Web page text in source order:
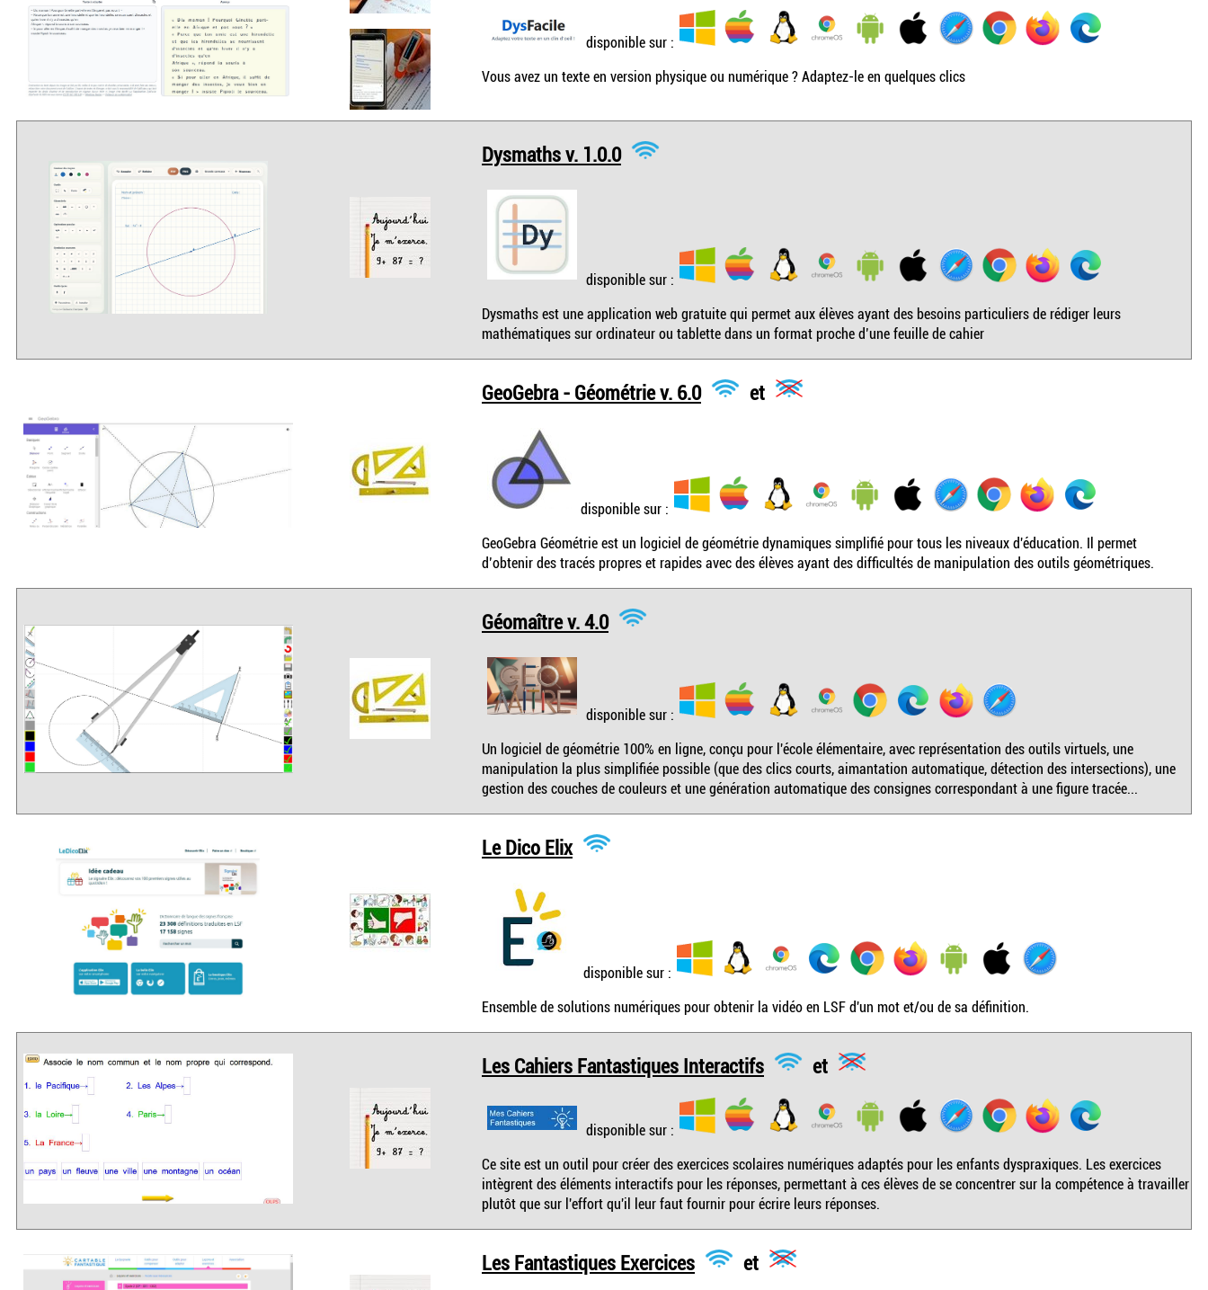
disponible sur :
Vous avez un texte en version physique ou numérique ? Adaptez-le en quelques clics
Dysmaths v. 1.0.0
disponible sur :
Dysmaths est une application web gratuite qui permet aux élèves ayant des besoins particuliers de rédiger leurs
mathématiques sur ordinateur ou tablette dans un format proche d’une feuille de cahier
GeoGebra - Géométrie v. 6.0 et
disponible sur :
GeoGebra Géométrie est un logiciel de géométrie dynamiques simplifié pour tous les niveaux d'éducation. Il permet
d’obtenir des tracés propres et rapides avec des élèves ayant des difficultés de manipulation des outils géométriques.
Géomaître v. 4.0
disponible sur :
Un logiciel de géométrie 100% en ligne, conçu pour l'école élémentaire, avec représentation des outils virtuels, une
manipulation la plus simplifiée possible (que des clics courts, aimantation automatique, détection des intersections), une
gestion des couches de couleurs et une génération automatique des consignes correspondant à une figure tracée...
Le Dico Elix
disponible sur :
Ensemble de solutions numériques pour obtenir la vidéo en LSF d'un mot et/ou de sa définition.
Les Cahiers Fantastiques Interactifs et
disponible sur :
Ce site est un outil pour créer des exercices scolaires numériques adaptés pour les enfants dyspraxiques. Les exercices
intègrent des éléments interactifs pour les réponses, permettant à ces élèves de se concentrer sur la compétence à travailler
plutôt que sur l'effort qu'il leur faut fournir pour écrire leurs réponses.
Les Fantastiques Exercices et